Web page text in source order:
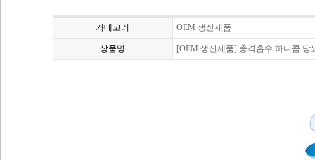
카테고리 OEM 생산제품
상품명 [OEM 생산제품] 충격흡수 하니콤 당